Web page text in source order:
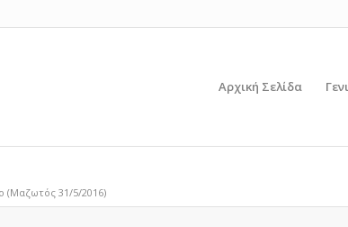
Αρχική Σελίδα
(Μαζωτός 31/5/2016)